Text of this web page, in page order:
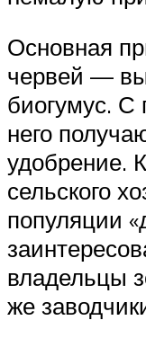
Основная
червей —
биогумус.
него
удобрение.
сельского
популяции
владельцы
же